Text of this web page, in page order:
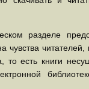
разделе
чувства
то есть книги